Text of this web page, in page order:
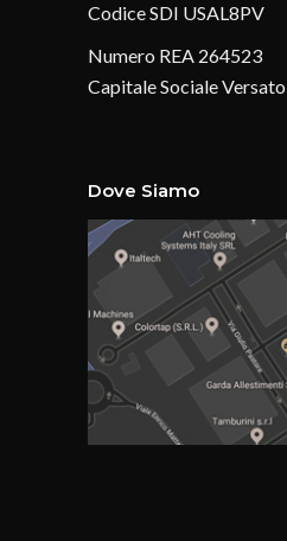
Codice SDI USAL8PV
Numero REA 264523
Capitale Sociale
Dove Siamo